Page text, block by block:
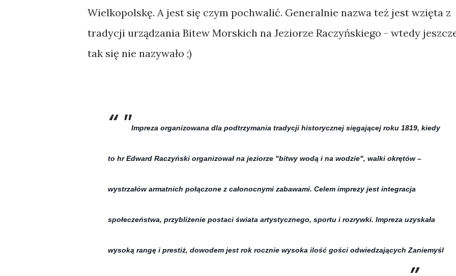
Wielkopolskę. A jest się czym pochwalić. Generalnie nazwa też jest wzięta z
tradycji urządzania Bitew Morskich na Jeziorze Raczyńskiego - wtedy
tak się nie nazywało ;)
"Impreza organizowana dla podtrzymania tradycji historycznej sięgającej roku 1819, kiedy
to hr Edward Raczyński organizował na jeziorze "bitwy wodą i na wodzie", walki okrętów –
wystrzałów armatnich połączone z całonocnymi zabawami. Celem imprezy jest integracja
społeczeństwa, przybliżenie postaci świata artystycznego, sportu i rozrywki. Impreza uzyskała
wysoką rangę i prestiż, dowodem jest rok rocznie wysoka ilość gości odwiedzających Zaniemyśl